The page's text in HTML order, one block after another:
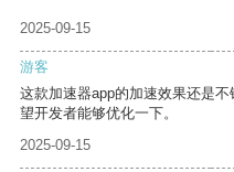
2025-09-15
游客
这款加速器app的加速效果还是
望开发者能够优化一下。
2025-09-15